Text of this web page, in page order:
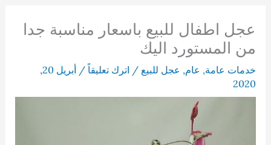
عجل اطفال للبيع باسعار مناسبة جدا
من المستورد اليك
خدمات عامة, عام, عجل للبيع / اترك تعليقاً /
أبريل 20,
2020